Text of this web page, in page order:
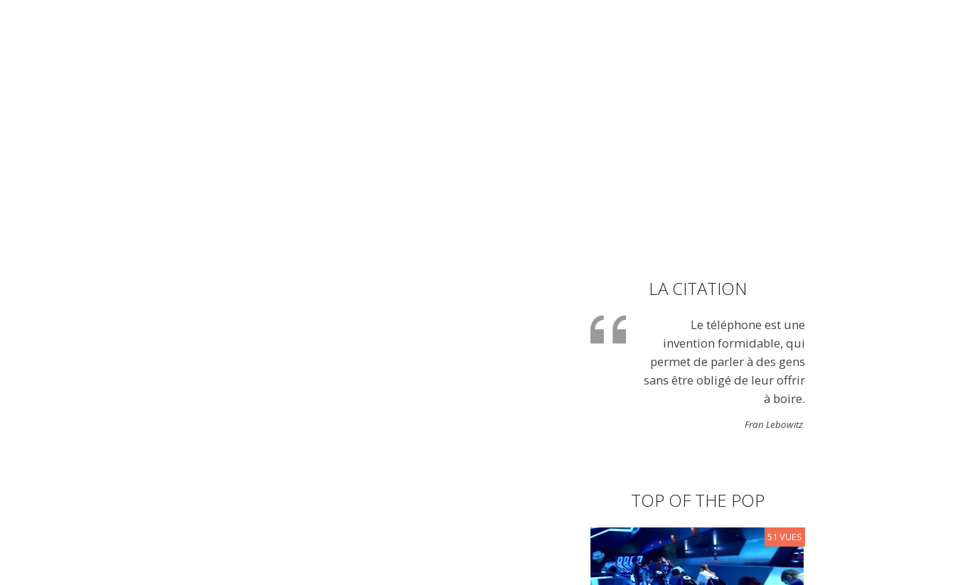
LA CITATION
Le téléphone est une
invention formidable, qui
permet de parler à des gens
sans être obligé de leur offrir
à boire.
Fran Lebowitz
TOP OF THE POP
51 VUES